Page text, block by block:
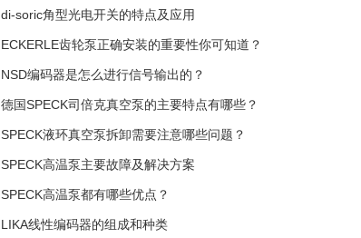
di-soric角型光电开关的特点及应用
ECKERLE齿轮泵正确安装的重要性你可知道？
NSD编码器是怎么进行信号输出的？
德国SPECK司倍克真空泵的主要特点有哪些？
SPECK液环真空泵拆卸需要注意哪些问题？
SPECK高温泵主要故障及解决方案
SPECK高温泵都有哪些优点？
LIKA线性编码器的组成和种类